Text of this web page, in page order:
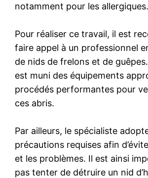
notamment pour les allergiques.
Pour réaliser ce travail, il est
faire appel à un professionnel
de nids de frelons et de
est muni des équipements
procédés performantes pour
ces abris.
Par ailleurs, le spécialiste
précautions requises afin
et les problèmes. Il est ainsi
pas tenter de détruire un nid